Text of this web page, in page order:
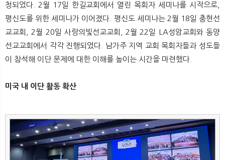
뉴 색
청되었다. 2월 17일 한길교회에서 열린 목회자 세미나를 시작으로,
평신도를 위한 세미나가 이어졌다. 평신도 세미나는 2월 18일 충현선
교교회, 2월 20일 사랑의빛선교교회, 2월 22일 LA성암교회와 동양
선교교회에서 각각 진행되었다. 남가주 지역 교회 목회자들과 성도들
이 참석해 이단 문제에 대한 이해를 높이는 시간을 마련했다.
미국 내 이단 활동 확산